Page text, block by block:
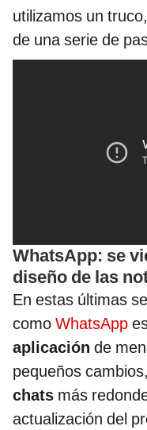
utilizamos un
de una serie de
WhatsApp: se
diseño de las
En estas últimas
como WhatsApp
aplicación de
pequeños
chats más
actualización del